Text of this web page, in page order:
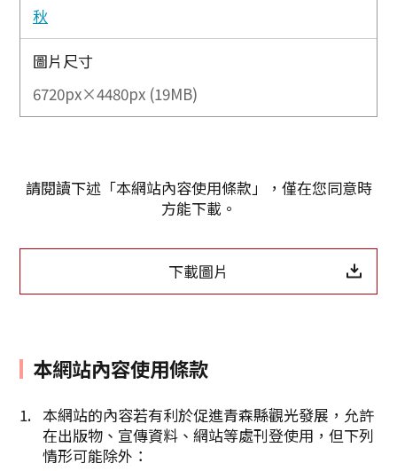
秋
圖片尺寸
6720px×4480px (19MB)
請閱讀下述「本網站內容使用條款」，僅在您同意時
方能下載。
下載圖片
本網站內容使用條款
本網站的內容若有利於促進青森縣觀光發展，允許
在出版物、宣傳資料、網站等處刊登使用，但下列
情形可能除外：
Twitter分享